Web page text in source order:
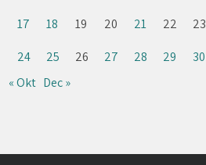
17
18 19 20 21 22
23
24
25 26 27 28 29
30
« Okt Dec »